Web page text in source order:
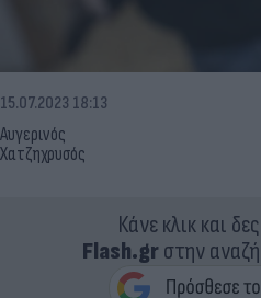
Αυγερινός
Χατζηχρυσός
15.07.2023 18:13
Κάνε κλικ και
Flash.grστην